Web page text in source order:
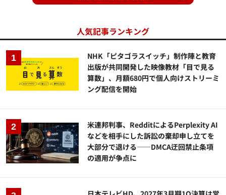
人気記事ランキング
NHK「ピタゴラスイッチ」制作陣と教育
出版が共同開発した映像教材「目で見る
算数」、月額680円で個人向けストリーミ
ング配信を開始
米連邦判事、RedditによるPerplexity AI
などを相手にした訴訟の棄却申し立てを
大部分で退ける——DMCA迂回禁止条項
の適用が争点に